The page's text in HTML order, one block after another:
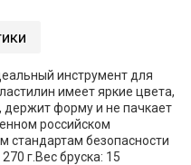
инструмент для
имеет яркие цвета,
держит форму и не пачкает
российском
стандартам безопасности
г.Вес бруска: 15